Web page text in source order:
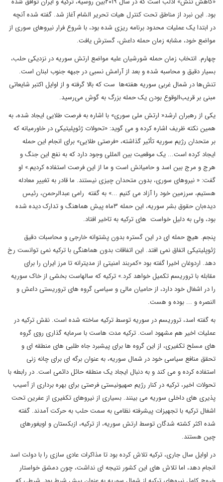
بود. این نبرد از مناطق تحت کنترل هیات تحریر الشام آغاز شد. گفته شده آنچه
در ابتدا یک عملیات محدود برنامه ریزی شده بود، با شروع فرار نیروهای سوری از
مواضع خود، مشابه زمان حمله داعش، گسترش یافت.
چهارم. انتخاب زمان حمله شورشیان علیه مواضع ارتش سوریه در نزدیکی حلب،
بسیار دقیق و محاسبه شده و بعد از آرامش نسبی در جبهه جنوب لبنان است.
تنش‌ها در شمال غربی سوریه هفته‌ها ست که بالا گرفته و از اوایل اکتبر شایعاتی
مبنی بر قریب‌الوقوع بودن یک حمله بزرگ به گوش می‌رسید.
یکی از رهبران ارشد« ارتش ملی سوری» با اشاره به فرصت طلایی ایجاد شده، به
همین نکته ظریف اشاره کرده و می گوید: «تحولات ژئوپلیتیکی در خاورمیانه که
بر متحدان رژیم سوریه تأثیر گذاشته، «فرصتی طلایی» برای انجام این حمله
ایجاد کرده است... یک موقعیت بین المللی وجود دارد که به نفع این جنگ و
هرج و مرج بین اسد و حامیانش است و ما از این فرصت استفاده کردیم.» او
گفت: « نیروهای سوری، بدون متحدان چیزی نیستند. ما قادر به تغییر معادله
هستیم، سرزمین خود را آزاد می کنیم ...» به گفته رامی عبدالرحمن، رئیس
دیده‌بان حقوق بشر سوریه، این حمله ۳ماه پیش هماهنگ و تدارک دیده شده
بود، ولی به دلیل خواست های ترکیه به تاخیر افتاد.
پنجم. هیچ حمله ای در این گستره بدون پشتوانه خارجی و محاسبات دقیق
ژئوپلیتیکی اتفاق نمی افتد. این اتفاقات بدون هماهنگی با ترکیه نمی توانست رخ
دهد. اردوغان اخیرا گفته بود «کمربند امنیتی از مدیترانه تا مرز ایران را برای
مقابله با تروریسم تکمیل خواهد کرد.» ترکیه که سالهاست بخشی از خاک سوریه
را در اشغال خود دارد، از حامیان مالی و سیاسی گروه های تروریستی داعش و
النصره و ... بوده و هست.
به گفته اسد، تروریسم در سوریه توسط ترکیه ساخته شده است. نقش ترکیه در
عملیات اخیر هم مشهود است. ترکیه مدت هاست با سرمایه گذاری روی گروه
های مسلح تکفیری، از این گروه ها برای پیشبرد جاه طلبی های منطقه ای و
تحقق منافع سیاسی خود در شمال سوریه، به عنوان برگه ای برای چانه زنی
استفاده کرده و می کند و به دنبال ایجاد یک منطقه حائل دائمی است. در رابطه با
تحولات اخیر، ترکیه در کنار رژیم صهیونیستی فرصتی برای بهره برداری از آسیب
پذیری های داخلی سوریه می بینند. بسیاری از نیروهای تکفیری از عفرین تحت
اشغال ترکیه با تجهیزات پیشرفته نظامی به سمت حلب به حرکت آمدند. گفته
شده اکثر کشته شدگان توسط ارتش سوریه، از ترکیه، ازبکستان و اویغورهای
چین هستند.
در اوایل سال جاری، ترکیه تلاش کرده بود تا مذاکرات عادی سازی را با دولت اسد
انجام دهد، اما تلاش های این کشور نتیجه ای نداشت، چون دمشق خواستار